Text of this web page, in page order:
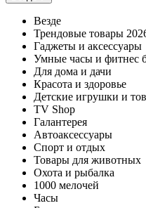
Везде
Трендовые товары
Гаджеты и аксессуары
Умные часы и фитнес
Для дома и дачи
Красота и здоровье
Детские игрушки и
TV Shop
Галантерея
Автоаксессуары
Спорт и отдых
Товары для животных
Охота и рыбалка
1000 мелочей
Часы